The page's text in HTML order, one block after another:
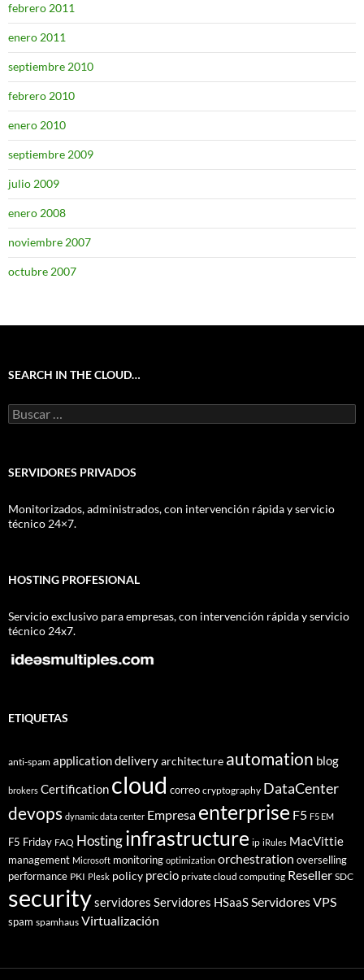
febrero 2011
enero 2011
septiembre 2010
febrero 2010
enero 2010
septiembre 2009
julio 2009
enero 2008
noviembre 2007
octubre 2007
SEARCH IN THE CLOUD…
Buscar:
SERVIDORES PRIVADOS
Monitorizados, administrados, con intervención rápida y servicio
técnico 24×7.
HOSTING PROFESIONAL
Servicio exclusivo para empresas, con intervención rápida y servicio
técnico 24x7.
ETIQUETAS
anti-spam application deliveryarchitecture automation blog
brokers Certification cloud correo cryptography DataCenter
devops dynamic data center Empresa enterprise F5 F5 EM
F5 Friday FAQ Hostinginfrastructure ip iRules MacVittie
management Microsoft monitoring optimization orchestration overselling
performance PKI Plesk policy precio private cloud computing Reseller SDC
securityservidores Servidores HSaaSServidores VPS
spam spamhaus Virtualización